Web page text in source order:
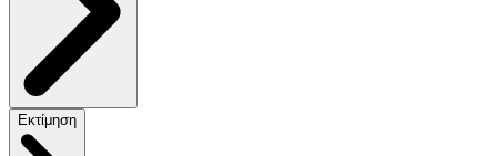
Εκτίμηση